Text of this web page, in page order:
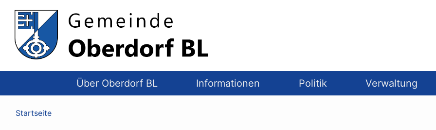
Top
Navigation
Über Oberdorf BL Informationen Politik Verwaltung
Pfadnavigation
Startseite